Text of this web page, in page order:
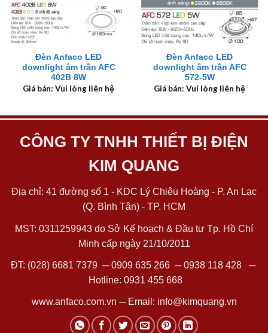
Đèn Anfaco LED
downlight âm trần AFC
402B 8W
Giá bán: Vui lòng liên hệ
Đèn Anfaco LED
downlight âm trần AFC
572-5W
Giá bán: Vui lòng liên hệ
CÔNG TY TNHH THIẾT BỊ ĐIỆN
KIM QUANG
Địa chỉ: 41 đường số 1 - KDC Lý Chiêu Hoàng - P. An Lạc
(Q. Bình Tân) - TP. HCM
MST: 0311259943 do Sở Kế hoạch & Đầu tư Tp. Hồ Chí
Minh cấp ngày 21/10/2011
ĐT: (028) 6681 7379 ─0909 635 266─0938 118 428─
Hotline: 0931 455 668
www.anfaco.com.vn ─ Email: info@kimquang.vn